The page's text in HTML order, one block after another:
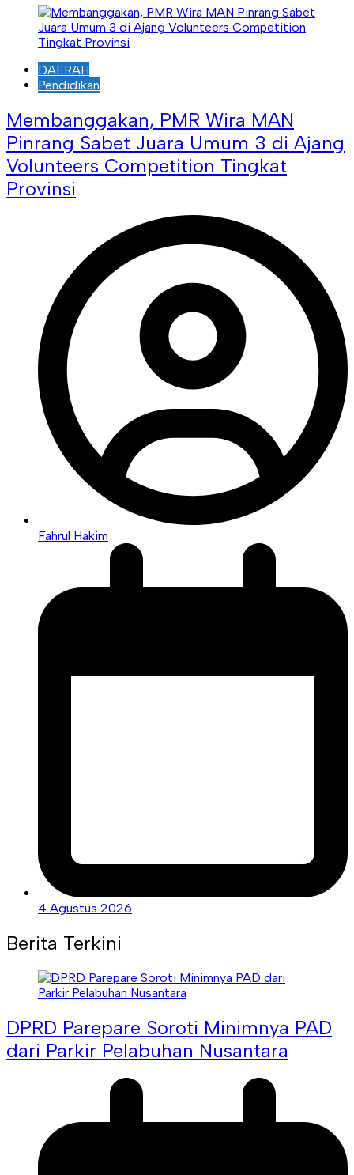
DAERAH
Pendidikan
Membanggakan, PMR Wira MAN
Pinrang Sabet Juara Umum 3 di Ajang
Volunteers Competition Tingkat
Provinsi
Fahrul Hakim
4 Agustus 2026
Berita Terkini
DPRD Parepare Soroti Minimnya PAD
dari Parkir Pelabuhan Nusantara